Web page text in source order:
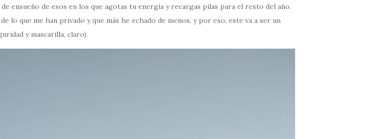
ensueño de esos en los que agotas tu energía y recargas pilas para el resto del año.
lo que me han privado y que más he echado de menos, y por eso, este va a ser un
y mascarilla, claro).